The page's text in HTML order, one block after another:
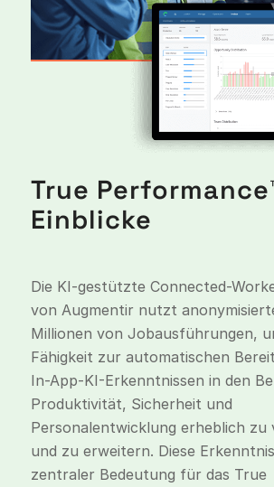
True
Einblicke
Die KI-gestützte Connected-
von Augmentir nutzt
Millionen von Jobausführungen,
Fähigkeit zur automatischen
In-App-KI-Erkenntnissen in den
Produktivität, Sicherheit und
Personalentwicklung erheblich zu
und zu erweitern. Diese
zentraler Bedeutung für das True